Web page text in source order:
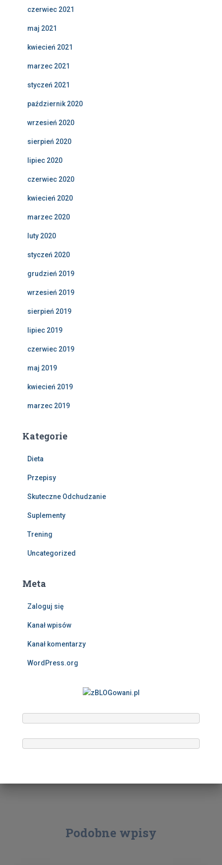
czerwiec 2021
maj 2021
kwiecień 2021
marzec 2021
styczeń 2021
październik 2020
wrzesień 2020
sierpień 2020
lipiec 2020
czerwiec 2020
kwiecień 2020
marzec 2020
luty 2020
styczeń 2020
grudzień 2019
wrzesień 2019
sierpień 2019
lipiec 2019
czerwiec 2019
maj 2019
kwiecień 2019
marzec 2019
Kategorie
Dieta
Przepisy
Skuteczne Odchudzanie
Suplementy
Trening
Uncategorized
Meta
Zaloguj się
Kanał wpisów
Kanał komentarzy
WordPress.org
Podobne wpisy